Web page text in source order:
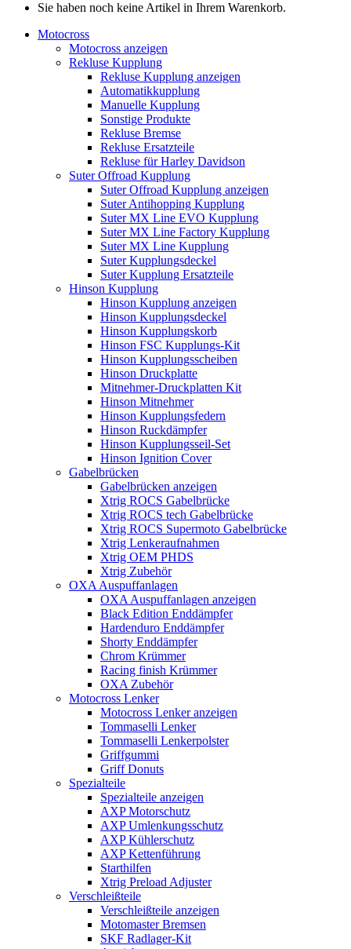
Sie haben noch keine Artikel in Ihrem Warenkorb.
Motocross
Motocross anzeigen
Rekluse Kupplung
Rekluse Kupplung anzeigen
Automatikkupplung
Manuelle Kupplung
Sonstige Produkte
Rekluse Bremse
Rekluse Ersatzteile
Rekluse für Harley Davidson
Suter Offroad Kupplung
Suter Offroad Kupplung anzeigen
Suter Antihopping Kupplung
Suter MX Line EVO Kupplung
Suter MX Line Factory Kupplung
Suter MX Line Kupplung
Suter Kupplungsdeckel
Suter Kupplung Ersatzteile
Hinson Kupplung
Hinson Kupplung anzeigen
Hinson Kupplungsdeckel
Hinson Kupplungskorb
Hinson FSC Kupplungs-Kit
Hinson Kupplungsscheiben
Hinson Druckplatte
Mitnehmer-Druckplatten Kit
Hinson Mitnehmer
Hinson Kupplungsfedern
Hinson Ruckdämpfer
Hinson Kupplungsseil-Set
Hinson Ignition Cover
Gabelbrücken
Gabelbrücken anzeigen
Xtrig ROCS Gabelbrücke
Xtrig ROCS tech Gabelbrücke
Xtrig ROCS Supermoto Gabelbrücke
Xtrig Lenkeraufnahmen
Xtrig OEM PHDS
Xtrig Zubehör
OXA Auspuffanlagen
OXA Auspuffanlagen anzeigen
Black Edition Enddämpfer
Hardenduro Enddämpfer
Shorty Enddämpfer
Chrom Krümmer
Racing finish Krümmer
OXA Zubehör
Motocross Lenker
Motocross Lenker anzeigen
Tommaselli Lenker
Tommaselli Lenkerpolster
Griffgummi
Griff Donuts
Spezialteile
Spezialteile anzeigen
AXP Motorschutz
AXP Umlenkungsschutz
AXP Kühlerschutz
AXP Kettenführung
Starthilfen
Xtrig Preload Adjuster
Verschleißteile
Verschleißteile anzeigen
Motomaster Bremsen
SKF Radlager-Kit